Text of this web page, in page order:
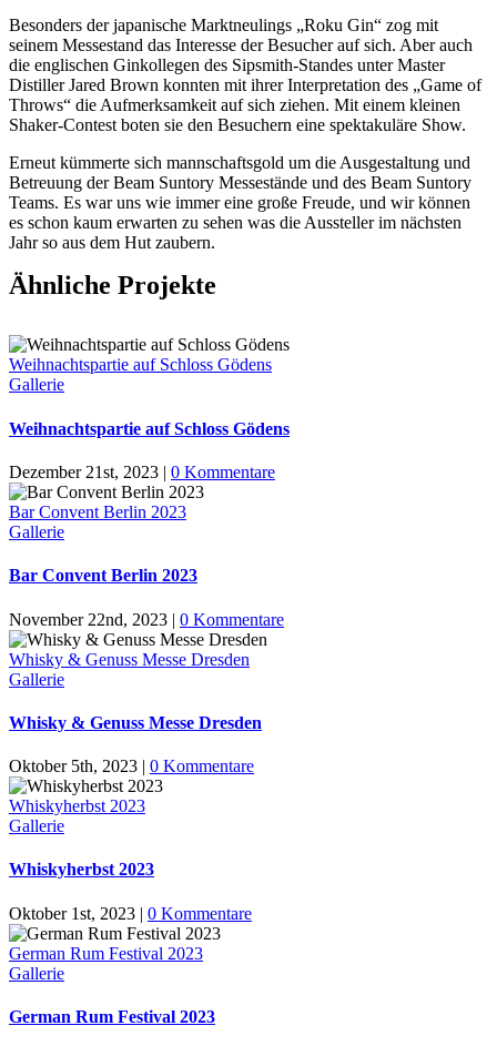
Besonders der japanische Marktneulings „Roku Gin“ zog mit
seinem Messestand das Interesse der Besucher auf sich. Aber auch
die englischen Ginkollegen des Sipsmith-Standes unter Master
Distiller Jared Brown konnten mit ihrer Interpretation des „Game of
Throws“ die Aufmerksamkeit auf sich ziehen. Mit einem kleinen
Shaker-Contest boten sie den Besuchern eine spektakuläre Show.
Erneut kümmerte sich mannschaftsgold um die Ausgestaltung und
Betreuung der Beam Suntory Messestände und des Beam Suntory
Teams. Es war uns wie immer eine große Freude, und wir können
es schon kaum erwarten zu sehen was die Aussteller im nächsten
Jahr so aus dem Hut zaubern.
Ähnliche Projekte
Weihnachtspartie auf Schloss Gödens
Gallerie
Weihnachtspartie auf Schloss Gödens
Dezember 21st, 2023 | 0 Kommentare
Bar Convent Berlin 2023
Gallerie
Bar Convent Berlin 2023
November 22nd, 2023 | 0 Kommentare
Whisky & Genuss Messe Dresden
Gallerie
Whisky & Genuss Messe Dresden
Oktober 5th, 2023 | 0 Kommentare
Whiskyherbst 2023
Gallerie
Whiskyherbst 2023
Oktober 1st, 2023 | 0 Kommentare
German Rum Festival 2023
Gallerie
German Rum Festival 2023